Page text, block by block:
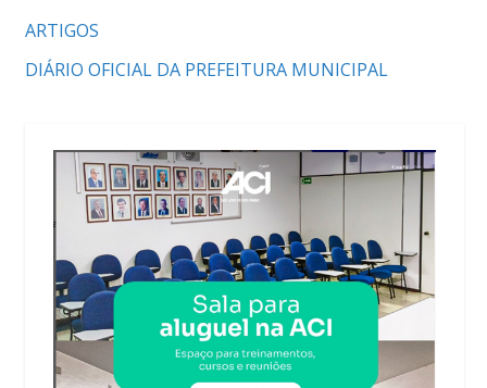
ARTIGOS
DIÁRIO OFICIAL DA PREFEITURA MUNICIPAL